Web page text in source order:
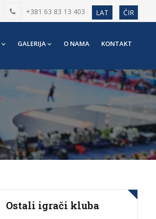
+381 63 83 13 403 LAT ĆIR
GALERIJA O NAMA KONTAKT
Ostali igrači kluba